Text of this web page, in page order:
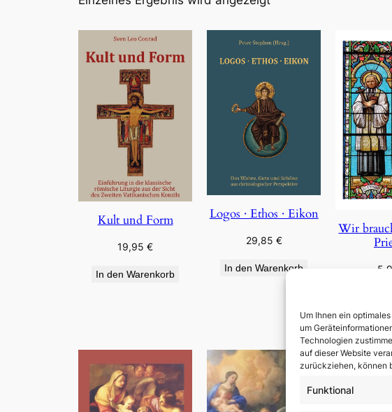
Um Ihnen ein
um
Technologien
auf dieser Website
zurückziehen, können
Funktional
Kult und Form
19,95€
In den Warenkorb
Logos · Ethos · Eikon
29,85 €
In den Warenkorb
Wir